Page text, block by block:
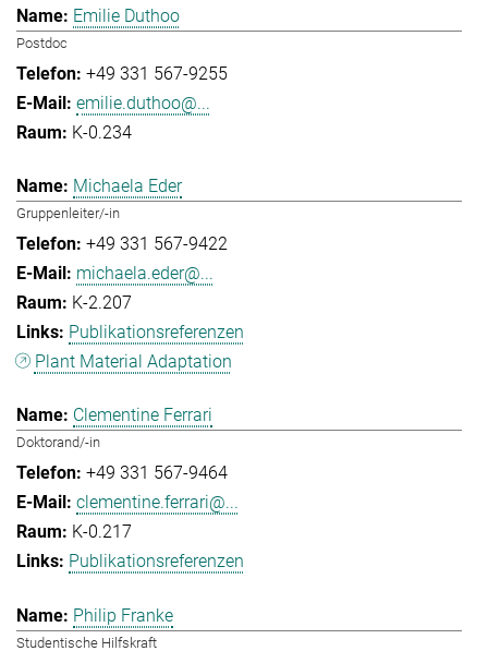
Emilie Duthoo
Postdoc
+49 331 567-9255
emilie.duthoo@...
K-0.234
Michaela Eder
Gruppenleiter/-in
+49 331 567-9422
michaela.eder@...
K-2.207
Publikationsreferenzen
Plant Material Adaptation
Clementine Ferrari
Doktorand/-in
+49 331 567-9464
clementine.ferrari@...
K-0.217
Publikationsreferenzen
Philip Franke
Studentische Hilfskraft